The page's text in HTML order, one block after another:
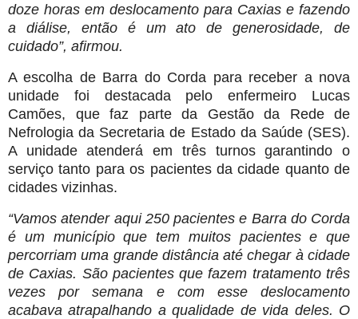
doze horas em deslocamento para Caxias e fazendo
a diálise, então é um ato de generosidade, de
cuidado”, afirmou.
A escolha de Barra do Corda para receber a nova
unidade foi destacada pelo enfermeiro Lucas
Camões, que faz parte da Gestão da Rede de
Nefrologia da Secretaria de Estado da Saúde (SES).
A unidade atenderá em três turnos garantindo o
serviço tanto para os pacientes da cidade quanto de
cidades vizinhas.
“Vamos atender aqui 250 pacientes e Barra do Corda
é um município que tem muitos pacientes e que
percorriam uma grande distância até chegar à cidade
de Caxias. São pacientes que fazem tratamento três
vezes por semana e com esse deslocamento
acabava atrapalhando a qualidade de vida deles. O